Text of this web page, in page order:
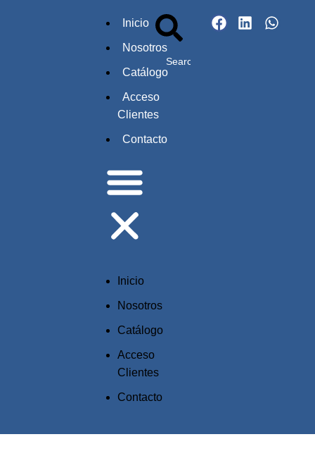
Inicio
Nosotros
Catálogo
Acceso
Clientes
Contacto
Inicio
Nosotros
Catálogo
Acceso
Clientes
Contacto